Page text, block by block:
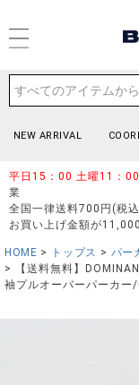
NEW ARRIVAL
平日15：00 土曜11：
業
全国一律送料700円(税
お買い上げ金額が
HOME トップス
パー
【送料無料】
袖プルオーバーパーカー